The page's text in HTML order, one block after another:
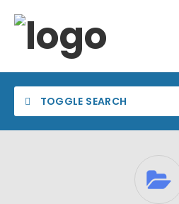
TOGGLE SEARCH